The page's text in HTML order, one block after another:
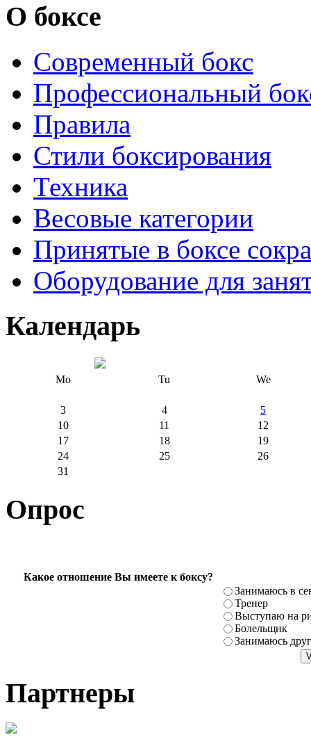
О боксе
Современный бокс
Профессиональный
Правила
Стили боксирования
Техника
Весовые категории
Принятые в боксе
Оборудование для
Календарь
Mo Tu We
3 4
5
10
11
12
17
18
19
24
25
26
31
Опрос
Какое отношение Вы имеете к боксу?
Занимаюсь в
Тренер
Выступаю на
Болельщик
Занимаюсь
Партнеры